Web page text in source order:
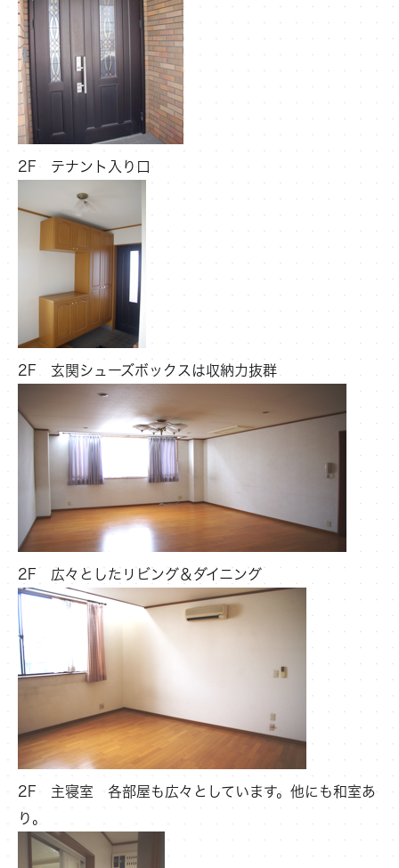
2F テナント入り口
2F 玄関シューズボックスは収納力抜群
2F 広々としたリビング＆ダイニング
2F 主寝室 各部屋も広々としています。他にも和室あ
り。